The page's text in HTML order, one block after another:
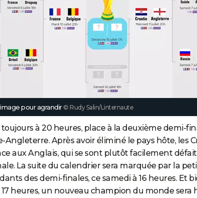
pour agrandir © Rudy Salin/Linternaute
toujours à 20 heures, place à la deuxième demi-
Angleterre. Après avoir éliminé le pays hôte, les
aux Anglais, qui se sont plutôt facilement
La suite du calendrier sera marquée par la
des demi-finales, ce samedi à 16 heures. Et
heures, un nouveau champion du monde sera